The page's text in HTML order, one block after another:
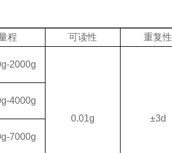
程 可读性 重复性
2000g
0.01g ±3d
4000g
7000g